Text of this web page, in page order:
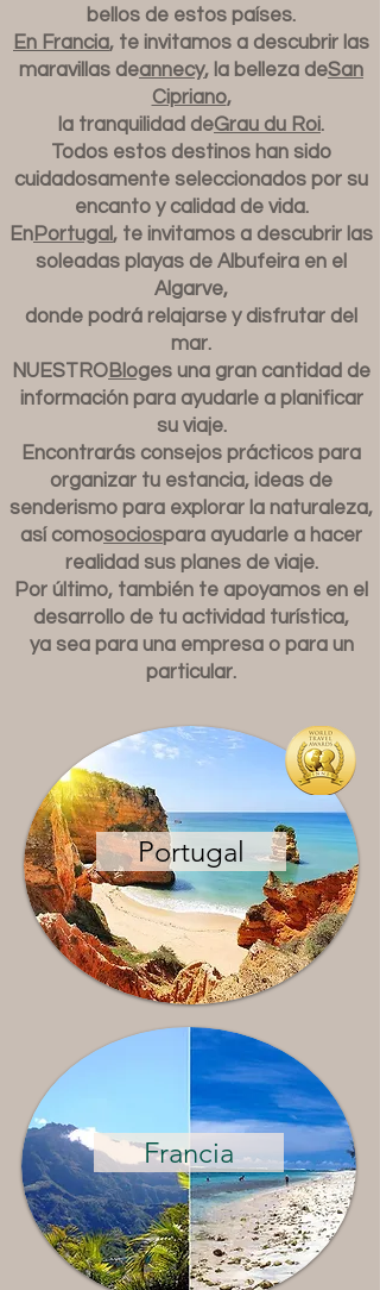
bellos de estos países.
En Francia, te invitamos a descubrir las
maravillas deannecy, la belleza deSan
Cipriano,
la tranquilidad deGrau du Roi.
Todos estos destinos han sido
cuidadosamente seleccionados por su
encanto y calidad de vida.
EnPortugal, te invitamos a descubrir las
soleadas playas de Albufeira en el
Algarve,
donde podrá relajarse y disfrutar del
mar.
NUESTROBloges una gran cantidad de
información para ayudarle a planificar
su viaje.
Encontrarás consejos prácticos para
organizar tu estancia, ideas de
senderismo para explorar la naturaleza,
así comosociospara ayudarle a hacer
realidad sus planes de viaje.
Por último, también te apoyamos en el
desarrollo de tu actividad turística,
ya sea para una empresa o para un
particular.
Portugal
Francia